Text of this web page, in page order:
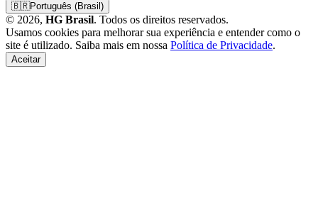
🇧🇷Português (Brasil)
© 2026, HG Brasil. Todos os direitos reservados.
Usamos cookies para melhorar sua experiência e entender como o
site é utilizado. Saiba mais em nossa Política de Privacidade.
Aceitar